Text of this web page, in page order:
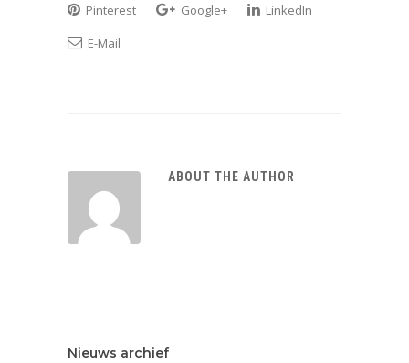
Pinterest
Google+
LinkedIn
E-Mail
ABOUT THE AUTHOR
Nieuws archief